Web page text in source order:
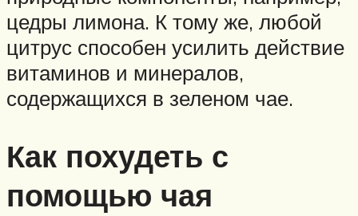
цедры лимона. К тому же, любой
цитрус способен усилить действие
витаминов и минералов,
содержащихся в зеленом чае.
Как похудеть с
помощью чая